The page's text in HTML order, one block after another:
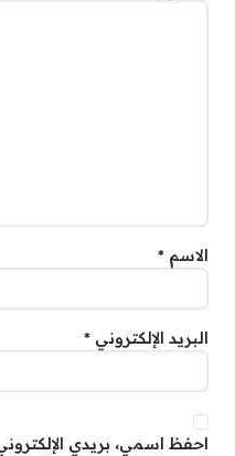
الاسم *
البريد الإلكتروني *
احفظ اسمي، بريدي